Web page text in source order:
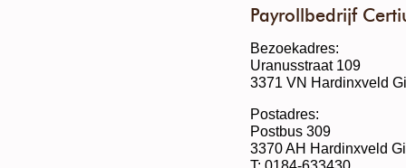
Payrollbedrijf
Bezoekadres:
Uranusstraat 109
3371 VN Hardinxveld
Postadres:
Postbus 309
3370 AH Hardinxveld